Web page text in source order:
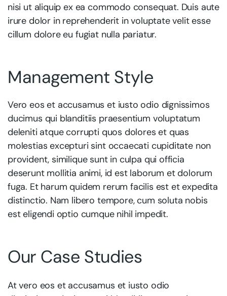
nisi ut aliquip ex ea commodo consequat. Duis aute
irure dolor in reprehenderit in voluptate velit esse
cillum dolore eu fugiat nulla pariatur.
Management Style
Vero eos et accusamus et iusto odio dignissimos
ducimus qui blanditiis praesentium voluptatum
deleniti atque corrupti quos dolores et quas
molestias excepturi sint occaecati cupiditate non
provident, similique sunt in culpa qui officia
deserunt mollitia animi, id est laborum et dolorum
fuga. Et harum quidem rerum facilis est et expedita
distinctio. Nam libero tempore, cum soluta nobis
est eligendi optio cumque nihil impedit.
Our Case Studies
At vero eos et accusamus et iusto odio